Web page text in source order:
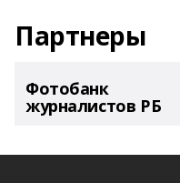
Партнеры
Фотобанк
журналистов РБ